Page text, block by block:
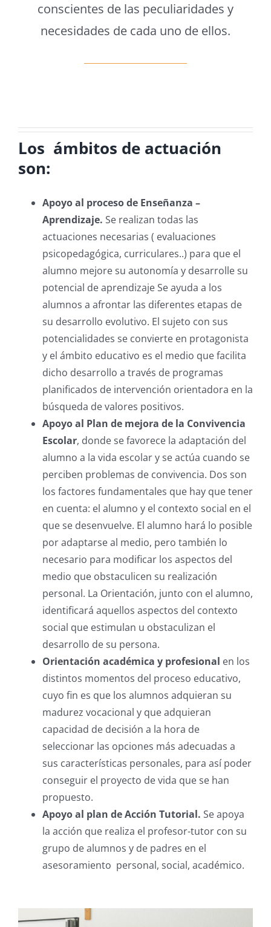
conscientes de las peculiaridades y
necesidades de cada uno de ellos.
Los ámbitos de actuación
son:
Apoyo al proceso de Enseñanza –
Aprendizaje. Se realizan todas las
actuaciones necesarias ( evaluaciones
psicopedagógica, curriculares..) para que el
alumno mejore su autonomía y desarrolle su
potencial de aprendizaje Se ayuda a los
alumnos a afrontar las diferentes etapas de
su desarrollo evolutivo. El sujeto con sus
potencialidades se convierte en protagonista
y el ámbito educativo es el medio que facilita
dicho desarrollo a través de programas
planificados de intervención orientadora en la
búsqueda de valores positivos.
Apoyo al Plan de mejora de la Convivencia
Escolar, donde se favorece la adaptación del
alumno a la vida escolar y se actúa cuando se
perciben problemas de convivencia. Dos son
los factores fundamentales que hay que tener
en cuenta: el alumno y el contexto social en el
que se desenvuelve. El alumno hará lo posible
por adaptarse al medio, pero también lo
necesario para modificar los aspectos del
medio que obstaculicen su realización
personal. La Orientación, junto con el alumno,
identificará aquellos aspectos del contexto
social que estimulan u obstaculizan el
desarrollo de su persona.
Orientación académica y profesional en los
distintos momentos del proceso educativo,
cuyo fin es que los alumnos adquieran su
madurez vocacional y que adquieran
capacidad de decisión a la hora de
seleccionar las opciones más adecuadas a
sus características personales, para así poder
conseguir el proyecto de vida que se han
propuesto.
Apoyo al plan de Acción Tutorial. Se apoya
la acción que realiza el profesor-tutor con su
grupo de alumnos y de padres en el
asesoramiento personal, social, académico.